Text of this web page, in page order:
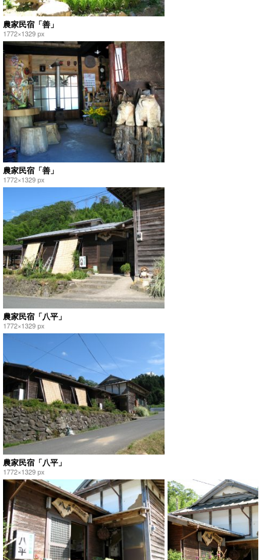
農家民宿「善」
1772×1329 px
農家民宿「善」
1772×1329 px
農家民宿「八平」
1772×1329 px
農家民宿「八平」
1772×1329 px